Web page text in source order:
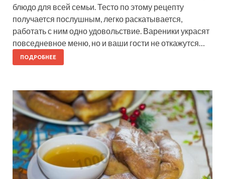
блюдо для всей семьи. Тесто по этому рецепту
получается послушным, легко раскатывается,
работать с ним одно удовольствие. Вареники украсят
повседневное меню, но и ваши гости не откажутся…
ПОДРОБНЕЕ